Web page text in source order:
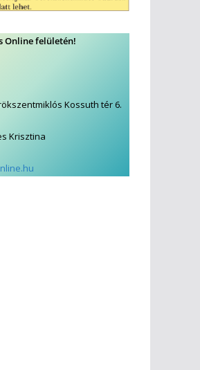
Online felületén!
Kossuth tér 6.
Krisztina